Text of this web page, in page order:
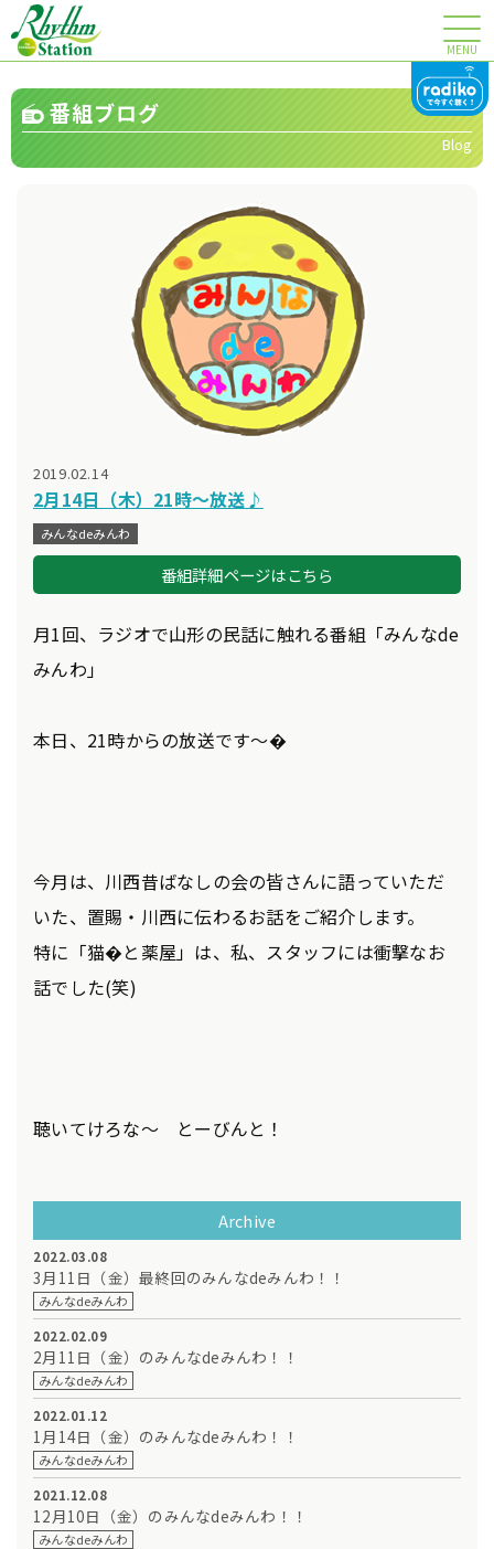
MENU
番組ブログ
Blog
2019.02.14
2月14日（木）21時～放送♪
みんなdeみんわ
番組詳細ページはこちら
月1回、ラジオで山形の民話に触れる番組「みんなde
みんわ」
本日、21時からの放送です～�
今月は、川西昔ばなしの会の皆さんに語っていただ
いた、置賜・川西に伝わるお話をご紹介します。
特に「猫�と薬屋」は、私、スタッフには衝撃なお
話でした(笑)
聴いてけろな～ とーびんと！
Archive
2022.03.08
3月11日（金）最終回のみんなdeみんわ！！
みんなdeみんわ
2022.02.09
2月11日（金）のみんなdeみんわ！！
みんなdeみんわ
2022.01.12
1月14日（金）のみんなdeみんわ！！
みんなdeみんわ
2021.12.08
12月10日（金）のみんなdeみんわ！！
みんなdeみんわ